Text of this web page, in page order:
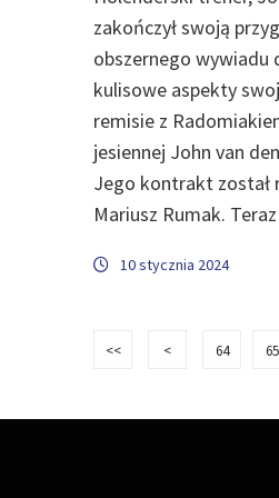
zakończył swoją
obszernego wywiadu
kulisowe aspekty
remisie z
jesiennej John van
Jego kontrakt został
Mariusz Rumak.
10 stycznia 2024
<< < 64 65